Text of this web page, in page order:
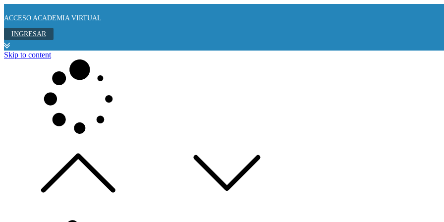
ACCESO ACADEMIA VIRTUAL
INGRESAR
Skip to content